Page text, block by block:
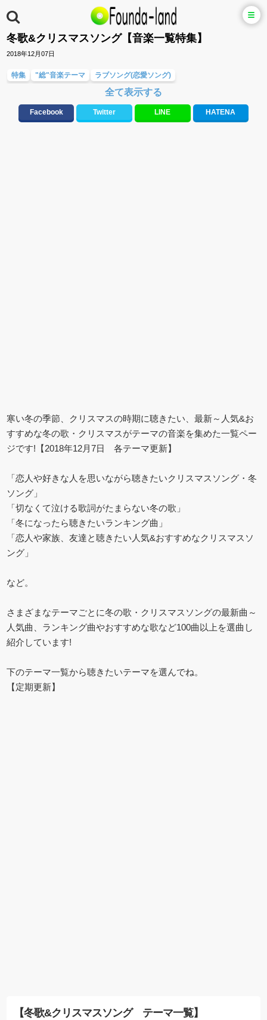
冬歌&クリスマスソング【音楽一覧特集】
2018年12月07日
特集 "総"音楽テーマ ラブソング(恋愛ソング)
お別れの曲・旅立ちの歌
大切な人に贈る歌&ありがとうソング(感謝の歌)
全て表示する
Facebook Twitter LINE HATENA
寒い冬の季節、クリスマスの時期に聴きたい、最新～人気&お
すすめな冬の歌・クリスマスがテーマの音楽を集めた一覧ペー
ジです!【2018年12月7日 各テーマ更新】
「恋人や好きな人を思いながら聴きたいクリスマスソング・冬
ソング」
「切なくて泣ける歌詞がたまらない冬の歌」
「冬になったら聴きたいランキング曲」
「恋人や家族、友達と聴きたい人気&おすすめなクリスマスソ
ング」
など。
さまざまなテーマごとに冬の歌・クリスマスソングの最新曲～
人気曲、ランキング曲やおすすめな歌など100曲以上を選曲し
紹介しています!
下のテーマ一覧から聴きたいテーマを選んでね。
【定期更新】
【冬歌&クリスマスソング テーマ一覧】